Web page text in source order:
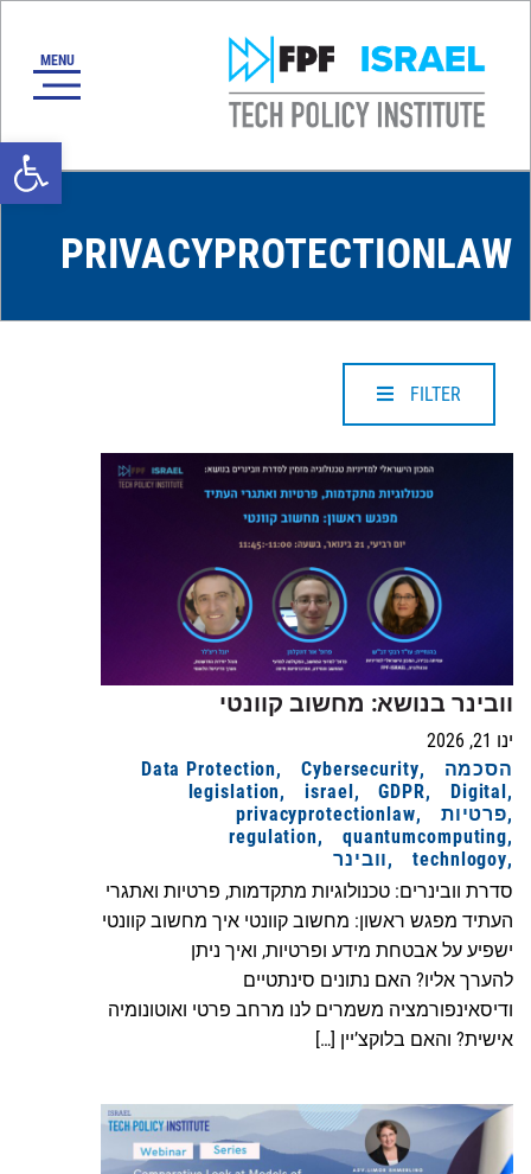
PRIVACYPROTECTIONLAW
FILTER
וובינר בנושא: מחשוב קוונטי
ינו 21, 2026
הסכמה
Cybersecurity
Data Protection
Digital
GDPR
israel
legislation
פרטיות
privacyprotectionlaw
quantumcomputing
regulation
technlogoy
וובינר
סדרת וובינרים: טכנולוגיות מתקדמות, פרטיות ואתגרי
העתיד מפגש ראשון: מחשוב קוונטי איך מחשוב קוונטי
ישפיע על אבטחת מידע ופרטיות, ואיך ניתן
להערך אליו? האם נתונים סינתטיים
ודיסאינפורמציה משמרים לנו מרחב פרטי ואוטונומיה
אישית? והאם בלוקצ’יין […]